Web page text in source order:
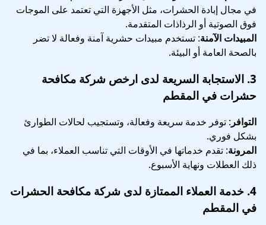
في مجال إبادة الحشرات، مثل الأجهزة التي تعتمد على الموجات
فوق الصوتية أو الرذاذات المتقدمة.
المبيدات الآمنة: تستخدم مبيدات حشرية آمنة وفعالة لا تضر
بالصحة العامة أو البيئة.
3. الاستجابة السريعة لدى ارخص شركة مكافحة
حشرات في المقطم
التوافر : توفر خدمة سريعة وفعالة، وتستجيب لحالات الطوارئ
بشكل فوري.
المرونة: تقدم خدماتها في الأوقات التي تناسب العملاء، بما في
ذلك العطلات ونهاية الأسبوع.
4. خدمة العملاء الممتازة لدى شركة مكافحة الحشرات
في المقطم